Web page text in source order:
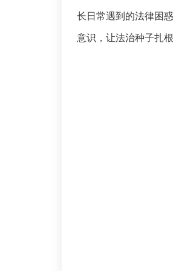
长日常遇到的法律困
意识，让法治种子扎根